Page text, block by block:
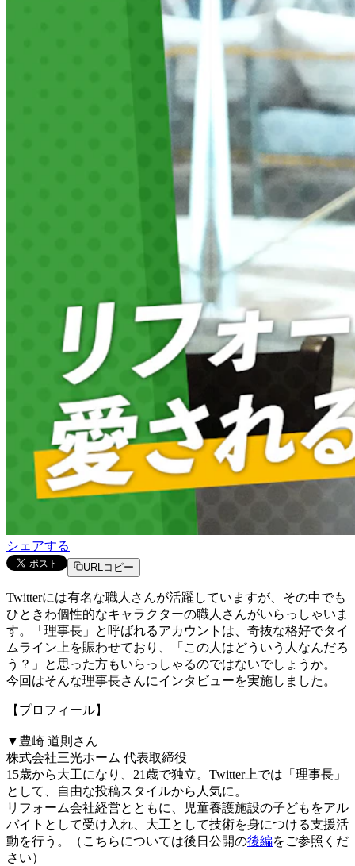
シェアする
URLコピー
Twitterには有名な職人さんが活躍していますが、その中でも
ひときわ個性的なキャラクターの職人さんがいらっしゃいま
す。「理事長」と呼ばれるアカウントは、奇抜な格好でタイ
ムライン上を賑わせており、「この人はどういう人なんだろ
う？」と思った方もいらっしゃるのではないでしょうか。
今回はそんな理事長さんにインタビューを実施しました。
【プロフィール】
▼豊崎 道則さん
株式会社三光ホーム 代表取締役
15歳から大工になり、21歳で独立。Twitter上では「理事長」
として、自由な投稿スタイルから人気に。
リフォーム会社経営とともに、児童養護施設の子どもをアル
バイトとして受け入れ、大工として技術を身につける支援活
動を行う。（こちらについては後日公開の後編をご参照くだ
さい）